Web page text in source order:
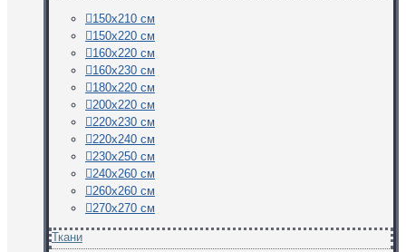
150х210 см
150х220 см
160х220 см
160х230 см
180х220 см
200х220 см
220х230 см
220х240 см
230х250 см
240х260 см
260х260 см
270х270 см
Ткани